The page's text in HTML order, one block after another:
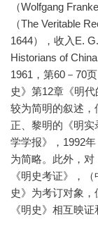
（Wolfgang
（The Veritable
1644），收入E.
Historians of
1961，第60－70
史》第12章《明
较为简明的叙述
正、黎明的《明
学学报》，1992
为简略。此外，
《明史考证》，
史》为考订对象
《明史》相互映证